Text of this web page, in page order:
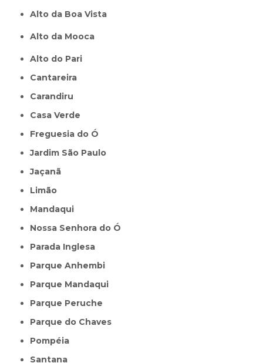
Alto da Boa Vista
Alto da Mooca
Alto do Pari
Cantareira
Carandiru
Casa Verde
Freguesia do Ó
Jardim São Paulo
Jaçanã
Limão
Mandaqui
Nossa Senhora do Ó
Parada Inglesa
Parque Anhembi
Parque Mandaqui
Parque Peruche
Parque do Chaves
Pompéia
Santana